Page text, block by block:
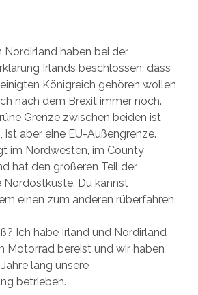
Nordirland haben bei der
Irlands beschlossen, dass
Königreich gehören wollen
nach dem Brexit immer noch.
Grenze zwischen beiden ist
ist aber eine EU-Außengrenze.
im Nordwesten, im County
hat den größeren Teil der
Nordostküste. Du kannst
einen zum anderen rüberfahren.
Ich habe Irland und Nordirland
Motorrad bereist und wir haben
lang unsere
betrieben.